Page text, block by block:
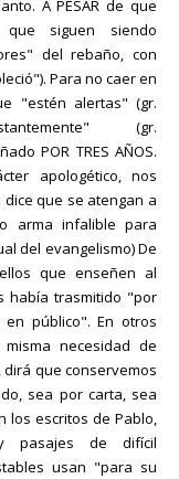
A PESAR de que
siguen siendo
del rebaño, con
Para no caer en
"estén alertas" (gr.
(gr.
POR TRES AÑOS.
apologético, nos
que se atengan a
arma infalible para
del evangelismo) De
que enseñen al
había trasmitido "por
público". En otros
necesidad de
que conservemos
sea por carta, sea
los escritos de Pablo,
pasajes de difícil
usan "para su